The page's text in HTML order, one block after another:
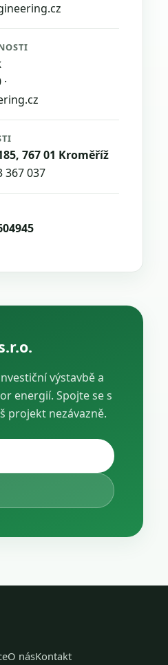
·
767 01 Kroměříž
367 037
výstavbě a
energií. Spojte se s
projekt nezávazně.
O násKontakt